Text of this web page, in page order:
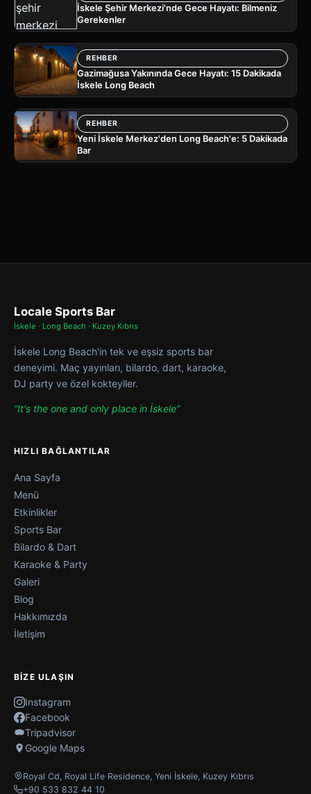
İskele Şehir Merkezi'nde Gece Hayatı: Bilmeniz
Gerekenler
REHBER
Gazimağusa Yakınında Gece Hayatı: 15 Dakikada
İskele Long Beach
REHBER
Yeni İskele Merkez'den Long Beach'e: 5 Dakikada
Bar
Locale Sports Bar
İskele · Long Beach · Kuzey Kıbrıs
İskele Long Beach'in tek ve eşsiz sports bar
deneyimi. Maç yayınları, bilardo, dart, karaoke,
DJ party ve özel kokteyller.
“It's the one and only place in İskele”
HIZLI BAĞLANTILAR
Ana Sayfa
Menü
Etkinlikler
Sports Bar
Bilardo & Dart
Karaoke & Party
Galeri
Blog
Hakkımızda
İletişim
BIZE ULAŞIN
Instagram
Facebook
Tripadvisor
Google Maps
Royal Cd, Royal Life Residence, Yeni İskele, Kuzey Kıbrıs
+90 533 832 44 10